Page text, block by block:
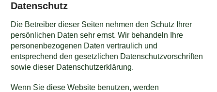
Datenschutz
Die Betreiber dieser Seiten nehmen den Schutz Ihrer
persönlichen Daten sehr ernst. Wir behandeln Ihre
personenbezogenen Daten vertraulich und
entsprechend den gesetzlichen Datenschutzvorschriften
sowie dieser Datenschutzerklärung.
Wenn Sie diese Website benutzen, werden